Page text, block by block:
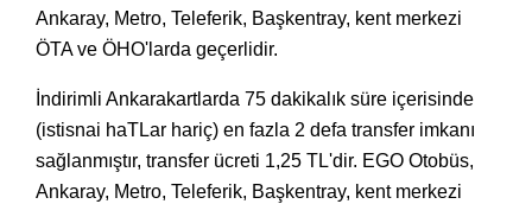
Ankaray, Metro, Teleferik, Başkentray, kent merkezi
ÖTA ve ÖHO'larda geçerlidir.
İndirimli Ankarakartlarda 75 dakikalık süre içerisinde
(istisnai haTLar hariç) en fazla 2 defa transfer imkanı
sağlanmıştır, transfer ücreti 1,25 TL'dir. EGO Otobüs,
Ankaray, Metro, Teleferik, Başkentray, kent merkezi